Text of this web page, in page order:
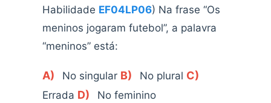
Habilidade EF04LP06) Na frase “Os
meninos jogaram futebol”, a palavra
“meninos” está:
A) No singular B) No plural C)
Errada D) No feminino